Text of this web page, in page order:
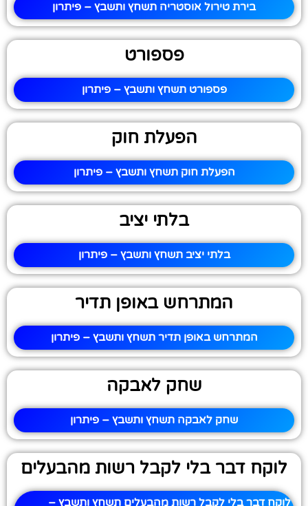
בירת טירול אוסטריה תשחץ ותשבץ – פיתרון
פספורט
פספורט תשחץ ותשבץ – פיתרון
הפעלת חוק
הפעלת חוק תשחץ ותשבץ – פיתרון
בלתי יציב
בלתי יציב תשחץ ותשבץ – פיתרון
המתרחש באופן תדיר
המתרחש באופן תדיר תשחץ ותשבץ – פיתרון
שחק לאבקה
שחק לאבקה תשחץ ותשבץ – פיתרון
לוקח דבר בלי לקבל רשות מהבעלים
לוקח דבר בלי לקבל רשות מהבעלים תשחץ ותשבץ –